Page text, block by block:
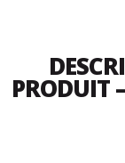
PRODUIT